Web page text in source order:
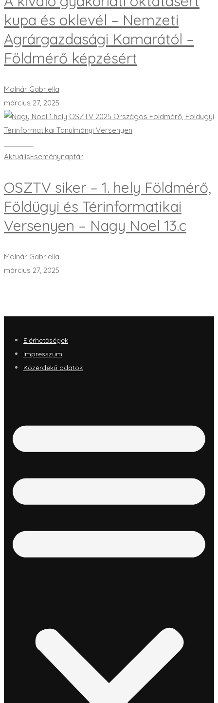
kupa és oklevél – Nemzeti
Agrárgazdasági Kamarától –
Földmérő képzésért
Molnár Gabriella
március 27, 2025
AktuálisEseménynaptár
OSZTV siker – 1. hely Földmérő,
Földügyi és Térinformatikai
Versenyen – Nagy Noel 13.c
Molnár Gabriella
március 27, 2025
Elérhetőségek
Impresszum
Közérdekű adatok